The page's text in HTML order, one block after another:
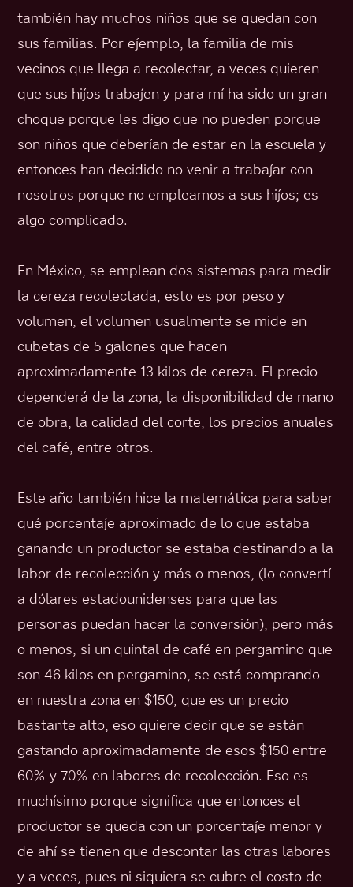
también hay muchos niños que se quedan con
sus familias. Por ejemplo, la familia de mis
vecinos que llega a recolectar, a veces quieren
que sus hijos trabajen y para mí ha sido un gran
choque porque les digo que no pueden porque
son niños que deberían de estar en la escuela y
entonces han decidido no venir a trabajar con
nosotros porque no empleamos a sus hijos; es
algo complicado.
En México, se emplean dos sistemas para medir
la cereza recolectada, esto es por peso y
volumen, el volumen usualmente se mide en
cubetas de 5 galones que hacen
aproximadamente 13 kilos de cereza. El precio
dependerá de la zona, la disponibilidad de mano
de obra, la calidad del corte, los precios anuales
del café, entre otros.
Este año también hice la matemática para saber
qué porcentaje aproximado de lo que estaba
ganando un productor se estaba destinando a la
labor de recolección y más o menos, (lo convertí
a dólares estadounidenses para que las
personas puedan hacer la conversión), pero más
o menos, si un quintal de café en pergamino que
son 46 kilos en pergamino, se está comprando
en nuestra zona en $150, que es un precio
bastante alto, eso quiere decir que se están
gastando aproximadamente de esos $150 entre
60% y 70% en labores de recolección. Eso es
muchísimo porque significa que entonces el
productor se queda con un porcentaje menor y
de ahí se tienen que descontar las otras labores
y a veces, pues ni siquiera se cubre el costo de